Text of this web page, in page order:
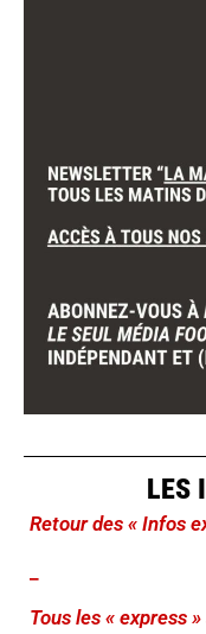
LES
Retour des « Infos
Tous les « express